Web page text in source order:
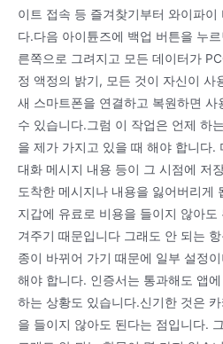
이트 접속 등 즐겨찾기부터 와이파이
다.다음 아이튠즈에 백업 버튼을 누
른쪽으로 그려지고 모든 데이터가
정 액정의 밝기, 모든 것이 자신이 사
새 스마트폰을 연결하고 복원하면
수 있습니다.그럼 이 작업은 언제 하
을 제가 가지고 있을 때 해야 합니다.
대화 메시지 내용 등이 그 시점에 저
도착한 메시지나 내용을 잃어버리게
지갑에 유료로 비용을 들이지 않아
겨주기 때문입니다 그래도 안 되는
종이 바뀌어 가기 때문에 일부 설정
해야 합니다. 인증서는 통과해도 앱
하는 상황도 있습니다.신기한 것은
을 들이지 않아도 된다는 점입니다.